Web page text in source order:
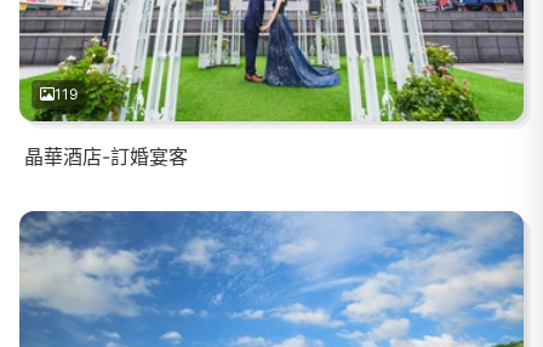
119
晶華酒店-訂婚宴客